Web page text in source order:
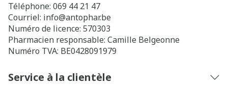
Téléphone: 069 44 21 47
Courriel: info@antophar.be
Numéro de licence: 570303
Pharmacien responsable: Camille Belgeonne
Numéro TVA: BE0428091979
Service à la clientèle